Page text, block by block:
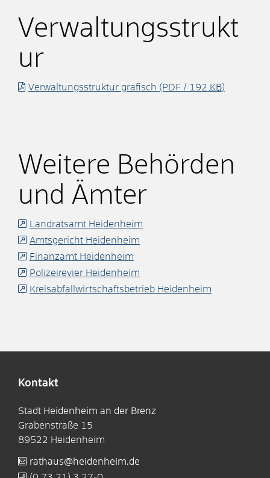
Verwaltungsstrukt
ur
Verwaltungsstruktur grafisch (PDF / 192 KB)
Weitere Behörden
und Ämter
Landratsamt Heidenheim
Amtsgericht Heidenheim
Finanzamt Heidenheim
Polizeirevier Heidenheim
Kreisabfallwirtschaftsbetrieb Heidenheim
Kontakt
Stadt Heidenheim an der Brenz
Grabenstraße 15
89522 Heidenheim
rathaus@heidenheim.de